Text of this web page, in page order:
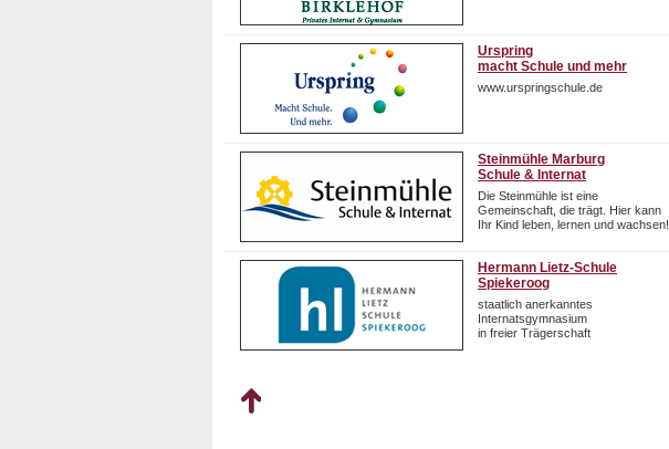
Urspring
macht Schule und mehr
www.urspringschule.de
Steinmühle Marburg
Schule & Internat
Die Steinmühle ist eine
Gemeinschaft, die trägt. Hier kann
Ihr Kind leben, lernen und wachsen!
Hermann Lietz-Schule
Spiekeroog
staatlich anerkanntes
Internatsgymnasium
in freier Trägerschaft